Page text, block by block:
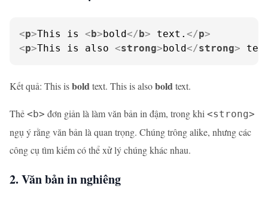
<p>This is <b>bold</b> text. </p>
<p>This is also <strong>bold</strong>
Kết quả: This isboldtext. This is alsoboldtext.
Thẻ <b> đơn giản là làm văn bản in đậm, trong khi <strong>
ngụ ý rằng văn bản là quan trọng. Chúng trông alike, nhưng các
công cụ tìm kiếm có thể xử lý chúng khác nhau.
2. Văn bản in nghiêng